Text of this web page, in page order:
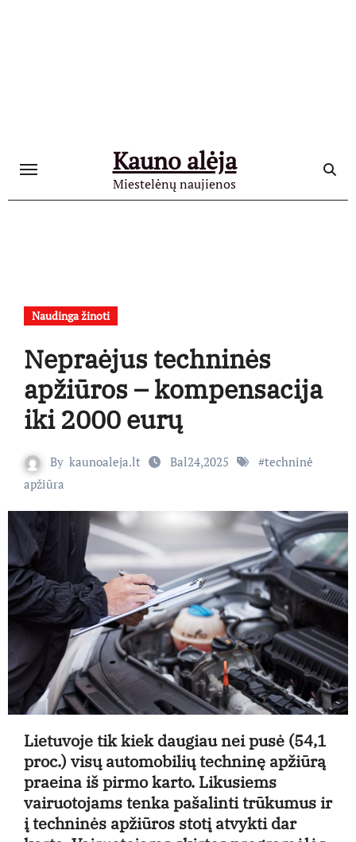
Kauno alėja
Miestelėnų naujienos
Naudinga žinoti
Nepraėjus techninės
apžiūros – kompensacija
iki 2000 eurų
By kaunoaleja.lt Bal24,2025 #techninė
apžiūra
Lietuvoje tik kiek daugiau nei pusė (54,1
proc.) visų automobilių techninę apžiūrą
praeina iš pirmo karto. Likusiems
vairuotojams tenka pašalinti trūkumus ir
į techninės apžiūros stotį atvykti dar